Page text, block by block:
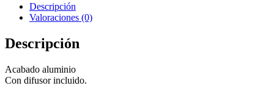
Descripción
Valoraciones (0)
Descripción
Acabado aluminio
Con difusor incluido.